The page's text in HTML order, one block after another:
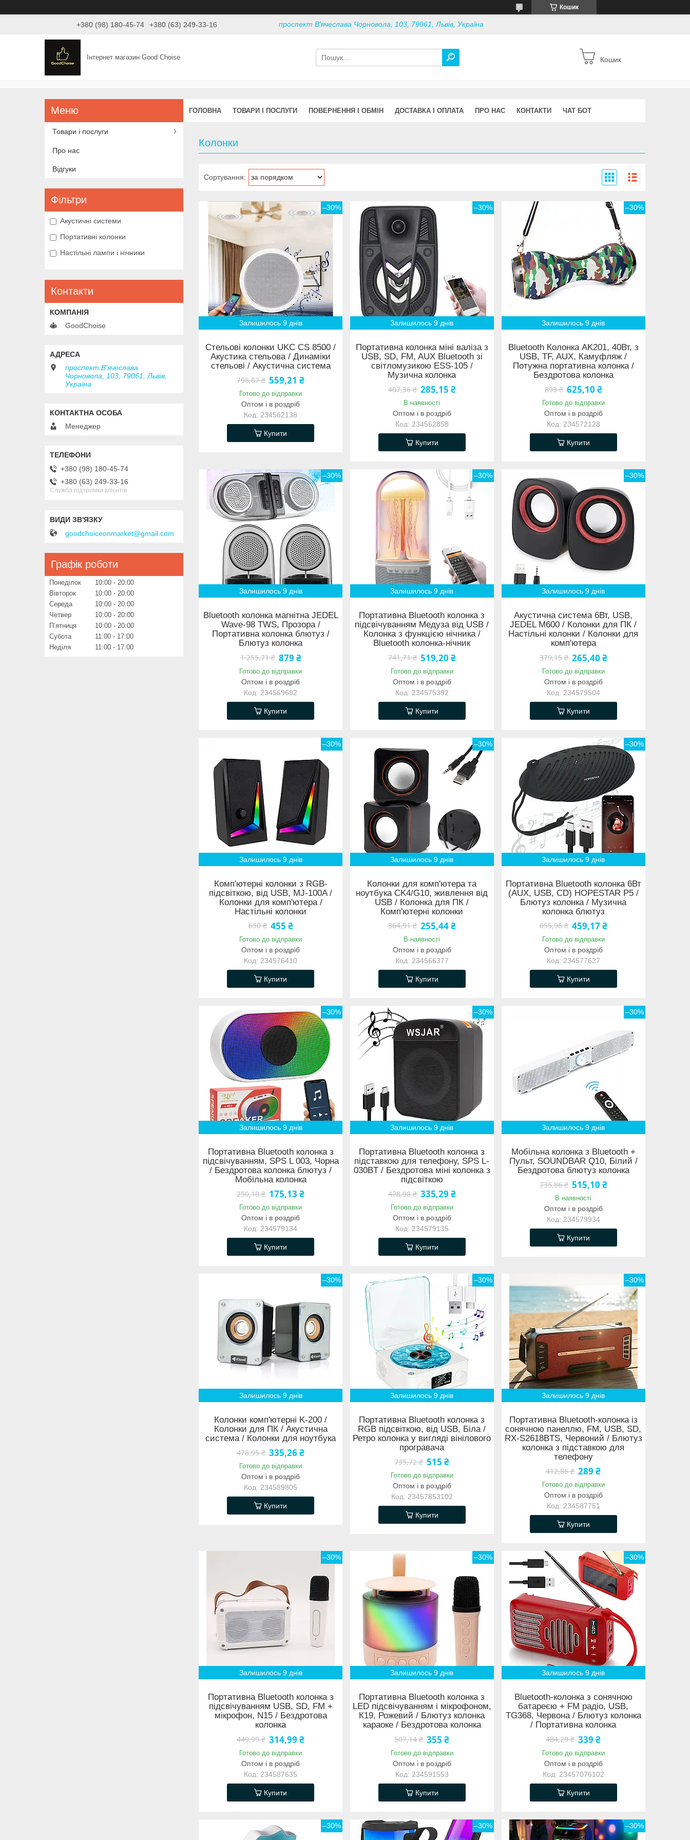
Кошик
+380 (98) 180-45-74 +380 (63) 249-33-16 проспект В'ячеслава Чорновола, 103, 79061, Львів, Україна
Інтернет магазин Good Choise Кошик
ГОЛОВНА ТОВАРИ І ПОСЛУГИ ПОВЕРНЕННЯ І ОБМІН ДОСТАВКА І ОПЛАТА ПРО НАС КОНТАКТИ ЧАТ БОТ
Колонки
–30%
Залишилось 9 днів
Стельові колонки UKC CS 8500 /
Акустика стельова / Динаміки
стельові / Акустична система
798,87 ₴ 559,21 ₴
Готово до відправки
Оптом і в роздріб
234562138
Купити
–30%
Залишилось 9 днів
Портативна колонка міні валіза з
USB, SD, FM, AUX Bluetooth зі
світломузикою ESS-105 /
Музична колонка
407,36 ₴ 285,15 ₴
В наявності
Оптом і в роздріб
234562858
Купити
–30%
Залишилось 9 днів
Bluetooth Колонка AK201, 40Вт, з
USB, TF, AUX, Камуфляж /
Потужна портативна колонка /
Бездротова колонка
893 ₴ 625,10 ₴
Готово до відправки
Оптом і в роздріб
234572128
Купити
–30%
Залишилось 9 днів
Bluetooth колонка магнітна JEDEL
Wave-98 TWS, Прозора /
Портативна колонка блютуз /
Блютуз колонка
1 255,71 ₴ 879 ₴
Готово до відправки
Оптом і в роздріб
234569682
Купити
–30%
Залишилось 9 днів
Портативна Bluetooth колонка з
підсвічуванням Медуза від USB /
Колонка з функцією нічника /
Bluetooth колонка-нічник
741,71 ₴ 519,20 ₴
Готово до відправки
Оптом і в роздріб
234575392
Купити
–30%
Залишилось 9 днів
Акустична система 6Вт, USB,
JEDEL M600 / Колонки для ПК /
Настільні колонки / Колонки для
комп'ютера
379,15 ₴ 265,40 ₴
Готово до відправки
Оптом і в роздріб
234579504
Купити
–30%
Залишилось 9 днів
Комп'ютерні колонки з RGB-
підсвіткою, від USB, MJ-100A /
Колонки для комп'ютера /
Настільні колонки
650 ₴ 455 ₴
Готово до відправки
Оптом і в роздріб
234576410
Купити
–30%
Залишилось 9 днів
Колонки для комп'ютера та
ноутбука CK4/G10, живлення від
USB / Колонка для ПК /
Комп'ютерні колонки
364,91 ₴ 255,44 ₴
В наявності
Оптом і в роздріб
234566377
Купити
–30%
Залишилось 9 днів
Портативна Bluetooth колонка 6Вт
(AUX, USB, CD) HOPESTAR P5 /
Блютуз колонка / Музична
колонка блютуз
655,96 ₴ 459,17 ₴
Готово до відправки
Оптом і в роздріб
234577627
Купити
–30%
Залишилось 9 днів
Портативна Bluetooth колонка з
підсвічуванням, SPS L 003, Чорна
/ Бездротова колонка блютуз /
Мобільна колонка
250,18 ₴ 175,13 ₴
Готово до відправки
Оптом і в роздріб
234579134
Купити
–30%
Залишилось 9 днів
Портативна Bluetooth колонка з
підставкою для телефону, SPS L-
030BT / Бездротова міні колонка з
підсвіткою
478,98 ₴ 335,29 ₴
Готово до відправки
Оптом і в роздріб
234579135
Купити
–30%
Залишилось 9 днів
Мобільна колонка з Bluetooth +
Пульт, SOUNDBAR Q10, Білий /
Бездротова блютуз колонка
735,86 ₴ 515,10 ₴
В наявності
Оптом і в роздріб
234579934
Купити
–30%
Залишилось 9 днів
Колонки комп'ютерні K-200 /
Колонки для ПК / Акустична
система / Колонки для ноутбука
478,95 ₴ 335,26 ₴
Готово до відправки
Оптом і в роздріб
234589805
Купити
–30%
Залишилось 9 днів
Портативна Bluetooth колонка з
RGB підсвіткою, від USB, Біла /
Ретро колонка у вигляді вінілового
програвача
735,72 ₴ 515 ₴
Готово до відправки
Оптом і в роздріб
23457853102
Купити
–30%
Залишилось 9 днів
Портативна Bluetooth-колонка із
сонячною панеллю, FM, USB, SD,
RX-S2618BTS, Червоний / Блютуз
колонка з підставкою для
телефону
412,86 ₴ 289 ₴
Готово до відправки
Оптом і в роздріб
234587751
Купити
–30%
Залишилось 9 днів
Портативна Bluetooth колонка з
підсвічуванням USB, SD, FM +
мікрофон, N15 / Бездротова
колонка
449,99 ₴ 314,99 ₴
Готово до відправки
Оптом і в роздріб
234587635
Купити
–30%
Залишилось 9 днів
Портативна Bluetooth колонка з
LED підсвічуванням і мікрофоном,
К19, Рожевий / Блютуз колонка
караоке / Бездротова колонка
507,14 ₴ 355 ₴
Готово до відправки
Оптом і в роздріб
234591553
Купити
–30%
Залишилось 9 днів
Bluetooth-колонка з сонячною
батареєю + FM радіо, USB,
TG368, Червона / Блютуз колонка
/ Портативна колонка
484,29 ₴ 339 ₴
Готово до відправки
Оптом і в роздріб
23457076102
Купити
–30% –30% –30%
Товари і послуги
Про нас
Відгуки
Фільтри
Акустичні системи
Портативні колонки
Настільні лампи і нічники
Контакти
GoodChoise
проспект В'ячеслава
Чорновола, 103, 79061, Львів,
Україна
Менеджер
+380 (98) 180-45-74
+380 (63) 249-33-16
Служба підтримки клієнтів
goodchoiceonmarket@gmail.com
Графік роботи
Понеділок 10:00
20:00
Вівторок
10:00
20:00
Середа
10:00
20:00
Четвер
10:00
20:00
Пʼятниця
10:00
20:00
Субота
11:00
17:00
Неділя
11:00 17:00